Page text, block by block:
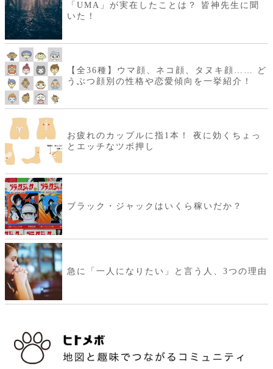
「UMA」が実在したことは？ 皆神先生に聞
いた！
【全36種】ウマ顔、ネコ顔、タヌキ顔…… ど
うぶつ顔別の性格や恋愛傾向を一挙紹介！
お疲れのカップルに指1本！ 夜に効くちょっ
とエッチなツボ押し
ブラック・ジャックはいくら稼いだか？
急に「一人になりたい」と言う人、3つの理由